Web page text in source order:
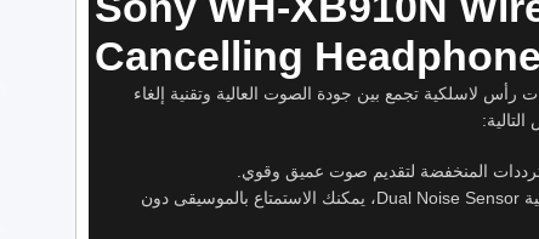
Cancelling
لاسلكية تجمع بين جودة الصوت العالية وتقنية إلغاء
المنخفضة لتقديم صوت عميق وقوي.
: بفضل تقنية Dual Noise Sensor، يمكنك الاستمتاع بالموسيقى دون